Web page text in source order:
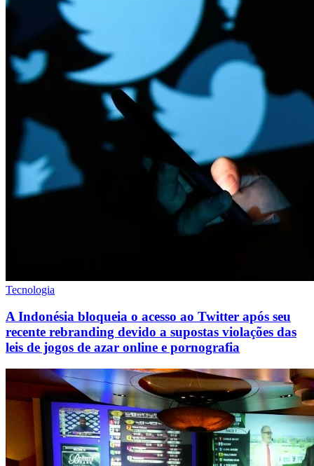
Tecnologia
A Indonésia bloqueia o acesso ao Twitter após seu
recente rebranding devido a supostas violações das
leis de jogos de azar online e pornografia